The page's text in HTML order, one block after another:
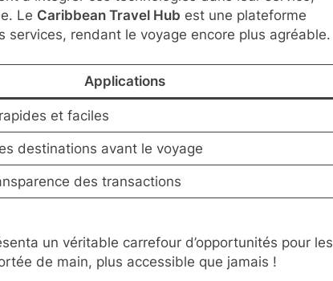
Le Caribbean Travel Hub est une plateforme
rendant le voyage encore plus agréable.
Applications
et faciles
destinations avant le voyage
des transactions
un véritable carrefour d’opportunités pour les
de main, plus accessible que jamais !